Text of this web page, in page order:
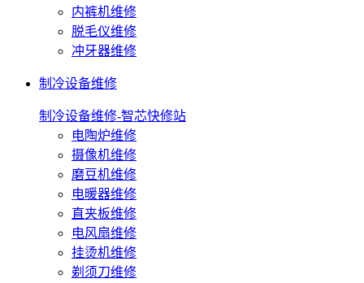
内裤机维修
脱毛仪维修
冲牙器维修
制冷设备维修
制冷设备维修-智芯快修站
电陶炉维修
摄像机维修
磨豆机维修
电暖器维修
直夹板维修
电风扇维修
挂烫机维修
剃须刀维修